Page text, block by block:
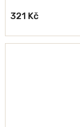
321 Kč